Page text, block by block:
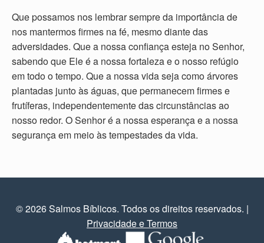
Que possamos nos lembrar sempre da importância de
nos mantermos firmes na fé, mesmo diante das
adversidades. Que a nossa confiança esteja no Senhor,
sabendo que Ele é a nossa fortaleza e o nosso refúgio
em todo o tempo. Que a nossa vida seja como árvores
plantadas junto às águas, que permanecem firmes e
frutíferas, independentemente das circunstâncias ao
nosso redor. O Senhor é a nossa esperança e a nossa
segurança em meio às tempestades da vida.
© 2026 Salmos Bíblicos. Todos os direitos reservados. |
Privacidade e Termos